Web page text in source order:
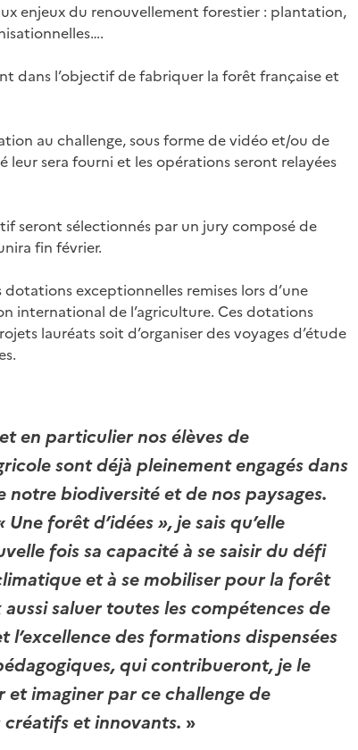
enjeux du renouvellement forestier : plantation,
dans l’objectif de fabriquer la forêt française et
au challenge, sous forme de vidéo et/ou de
sera fourni et les opérations seront relayées
seront sélectionnés par un jury composé de
fin février.
exceptionnelles remises lors d’une
international de l’agriculture. Ces dotations
lauréats soit d’organiser des voyages d’étude
en particulier nos élèves de
sont déjà pleinement engagés dans
notre biodiversité et de nos paysages.
forêt d’idées », je sais qu’elle
fois sa capacité à se saisir du défi
et à se mobiliser pour la forêt
aussi saluer toutes les compétences de
l’excellence des formations dispensées
qui contribueront, je le
et imaginer par ce challenge de
et innovants. »